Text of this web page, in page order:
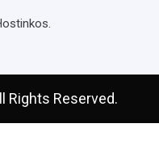
Rights Reserved.